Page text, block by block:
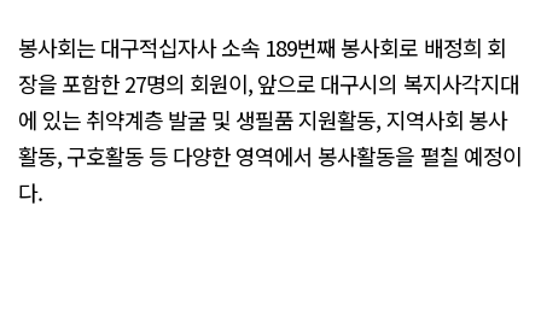
봉사회는 대구적십자사 소속 189번째 봉사회로 배정희 회
장을 포함한 27명의 회원이, 앞으로 대구시의 복지사각지대
에 있는 취약계층 발굴 및 생필품 지원활동, 지역사회 봉사
활동, 구호활동 등 다양한 영역에서 봉사활동을 펼칠 예정이
다.